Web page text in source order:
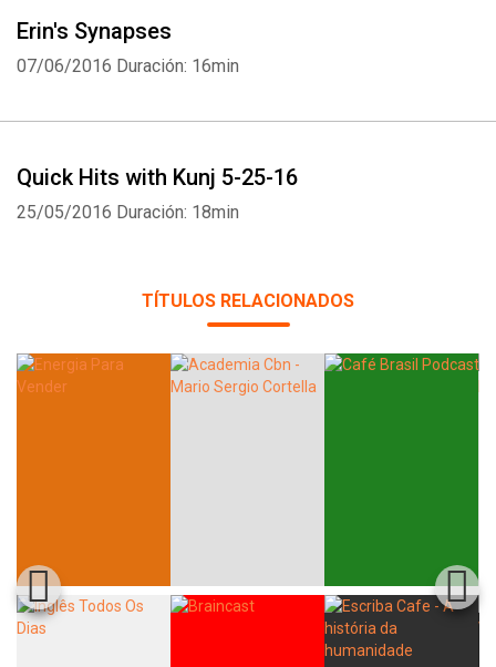
Erin's Synapses
07/06/2016 Duración: 16min
Quick Hits with Kunj 5-25-16
25/05/2016 Duración: 18min
TÍTULOS RELACIONADOS